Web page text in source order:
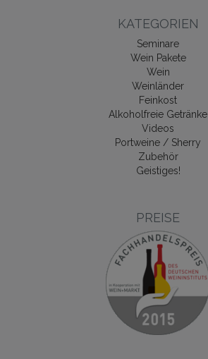
KATEGORIEN
Seminare
Wein Pakete
Wein
Weinländer
Feinkost
Alkoholfreie Getränke
Videos
Portweine / Sherry
Zubehör
Geistiges!
PREISE